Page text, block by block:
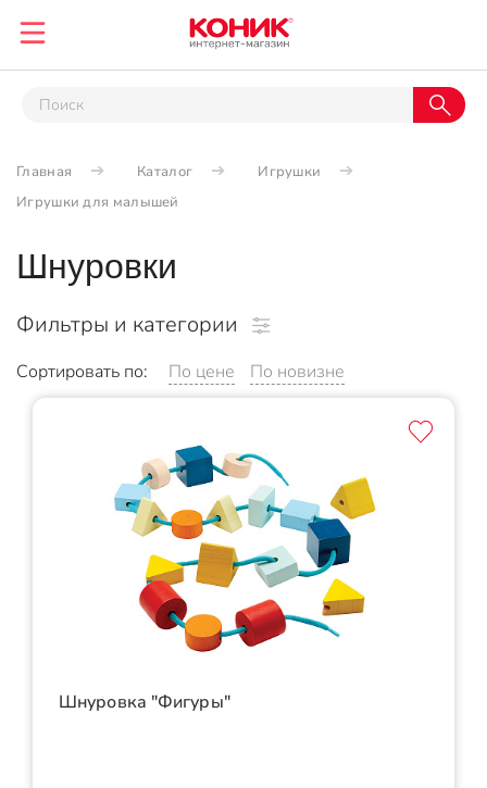
Главная Каталог
Игрушки
Игрушки для малышей
Шнуровки
Фильтры и категории
Сортировать по: По цене По новизне
Шнуровка "Фигуры"